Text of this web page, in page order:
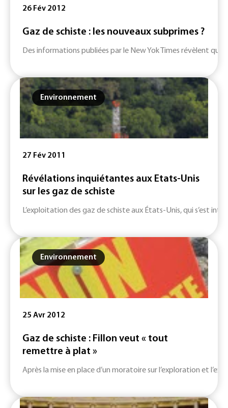
26 Fév 2012
Gaz de schiste : les nouveaux subprimes ?
Des informations publiées par le New Yok Times révèlent
Environnement
27 Fév 2011
Révélations inquiétantes aux Etats-Unis
sur les gaz de schiste
L’exploitation des gaz de schiste aux États-Unis, qui s’est
Environnement
25 Avr 2012
Gaz de schiste : Fillon veut « tout
remettre à plat »
Après la mise en place d’un moratoire sur l’exploration et